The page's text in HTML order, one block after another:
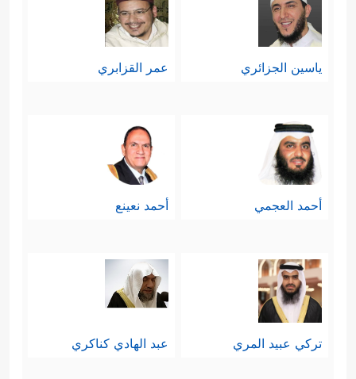
ياسين الجزائري عمر القزابري
أحمد العجمي أحمد نعينع
تركي عبيد المري عبد الهادي كناكري